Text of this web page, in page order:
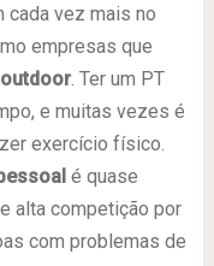
cada vez mais no
empresas que
. Ter um PT
e muitas vezes é
exercício físico.
é quase
alta competição por
com problemas de